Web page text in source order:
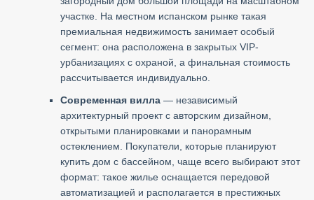
участке. На местном испанском рынке такая
премиальная недвижимость занимает особый
сегмент: она расположена в закрытых VIP-
урбанизациях с охраной, а финальная стоимость
рассчитывается индивидуально.
Современная вилла — независимый
архитектурный проект с авторским дизайном,
открытыми планировками и панорамным
остеклением. Покупатели, которые планируют
купить дом с бассейном, чаще всего выбирают этот
формат: такое жилье оснащается передовой
автоматизацией и располагается в престижных